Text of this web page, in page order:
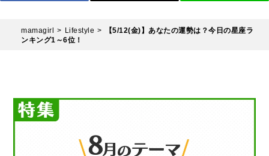
mamagirl Lifestyle
【5/12(金)】あなたの運勢は？今日の星座ラ
ンキング1～6位！